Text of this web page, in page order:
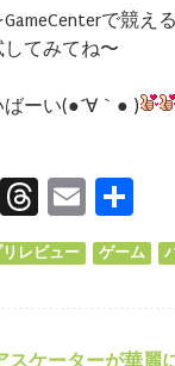
で競え
してみてね〜
ーい(●´∀｀● )
LineThreads
Email
有
リレビュー ゲーム
スケーターが華麗